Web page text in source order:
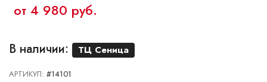
от 4 980 руб.
В наличии: ТЦ Сеница
АРТИКУЛ: #14101